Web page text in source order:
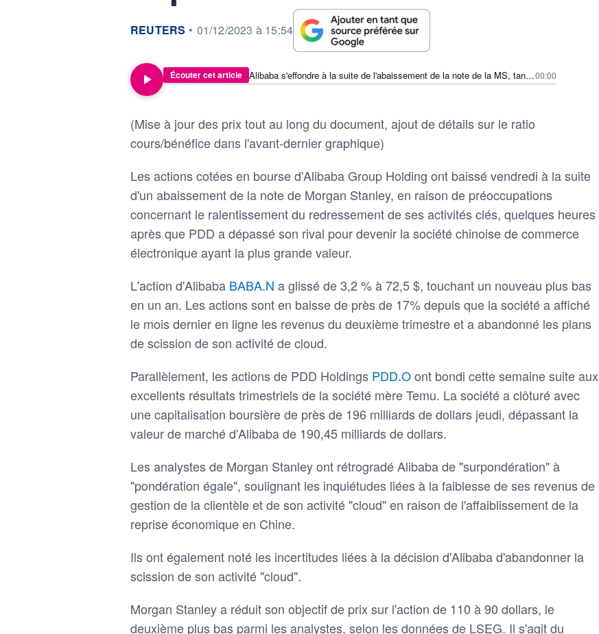
information fournie par
REUTERS • 01/12/2023 à 15:54
Écouter cet article Alibaba s'effondre à la suite de l'abaissement de la note de la MS, tandis que PDD devient la société chinoise de commerce électronique la plus rentable00:00
(Mise à jour des prix tout au long du document, ajout de détails sur le ratio
cours/bénéfice dans l'avant-dernier graphique)
Les actions cotées en bourse d'Alibaba Group Holding ont baissé vendredi à la suite
d'un abaissement de la note de Morgan Stanley, en raison de préoccupations
concernant le ralentissement du redressement de ses activités clés, quelques heures
après que PDD a dépassé son rival pour devenir la société chinoise de commerce
électronique ayant la plus grande valeur.
L'action d'Alibaba BABA.N a glissé de 3,2 % à 72,5 $, touchant un nouveau plus bas
en un an. Les actions sont en baisse de près de 17% depuis que la société a affiché
le mois dernier en ligne les revenus du deuxième trimestre et a abandonné les plans
de scission de son activité de cloud.
Parallèlement, les actions de PDD Holdings PDD.Oont bondi cette semaine suite aux
excellents résultats trimestriels de la société mère Temu. La société a clôturé avec
une capitalisation boursière de près de 196 milliards de dollars jeudi, dépassant la
valeur de marché d'Alibaba de 190,45 milliards de dollars.
Les analystes de Morgan Stanley ont rétrogradé Alibaba de "surpondération" à
"pondération égale", soulignant les inquiétudes liées à la faiblesse de ses revenus de
gestion de la clientèle et de son activité "cloud" en raison de l'affaiblissement de la
reprise économique en Chine.
Ils ont également noté les incertitudes liées à la décision d'Alibaba d'abandonner la
scission de son activité "cloud".
Morgan Stanley a réduit son objectif de prix sur l'action de 110 à 90 dollars, le
deuxième plus bas parmi les analystes, selon les données de LSEG. Il s'agit du